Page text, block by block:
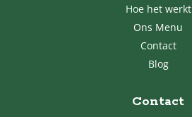
Hoe het werkt
Ons Menu
Contact
Blog
Contact